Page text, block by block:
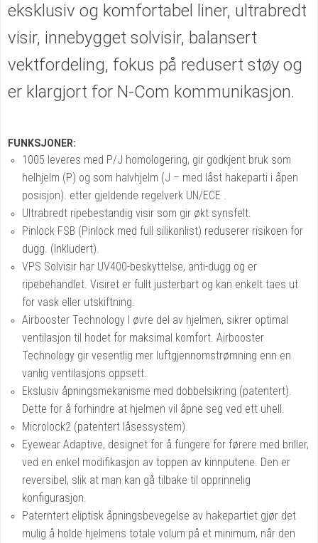
eksklusiv og komfortabel liner, ultrabredt
visir, innebygget solvisir, balansert
vektfordeling, fokus på redusert støy og
er klargjort for N-Com kommunikasjon.
FUNKSJONER:
1005 leveres med P/J homologering, gir godkjent bruk som
helhjelm (P) og som halvhjelm (J – med låst hakeparti i åpen
posisjon). etter gjeldende regelverk UN/ECE .
Ultrabredt ripebestandig visir som gir økt synsfelt.
Pinlock FSB (Pinlock med full silikonlist) reduserer risikoen for
dugg. (Inkludert).
VPS Solvisir har UV400-beskyttelse, anti-dugg og er
ripebehandlet. Visiret er fullt justerbart og kan enkelt taes ut
for vask eller utskiftning.
Airbooster Technology I øvre del av hjelmen, sikrer optimal
ventilasjon til hodet for maksimal komfort. Airbooster
Technology gir vesentlig mer luftgjennomstrømning enn en
vanlig ventilasjons oppsett.
Ekslusiv åpningsmekanisme med dobbelsikring (patentert).
Dette for å forhindre at hjelmen vil åpne seg ved ett uhell.
Microlock2 (patentert låsessystem).
Eyewear Adaptive, designet for å fungere for førere med briller,
ved en enkel modifikasjon av toppen av kinnputene. Den er
reversibel, slik at man kan gå tilbake til opprinnelig
konfigurasjon.
Paterntert eliptisk åpningsbevegelse av hakepartiet gjør det
mulig å holde hjelmens totale volum på et minimum, når den